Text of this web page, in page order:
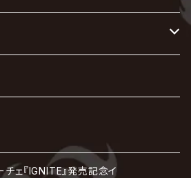
ェ『IGNITE』発売記念イ